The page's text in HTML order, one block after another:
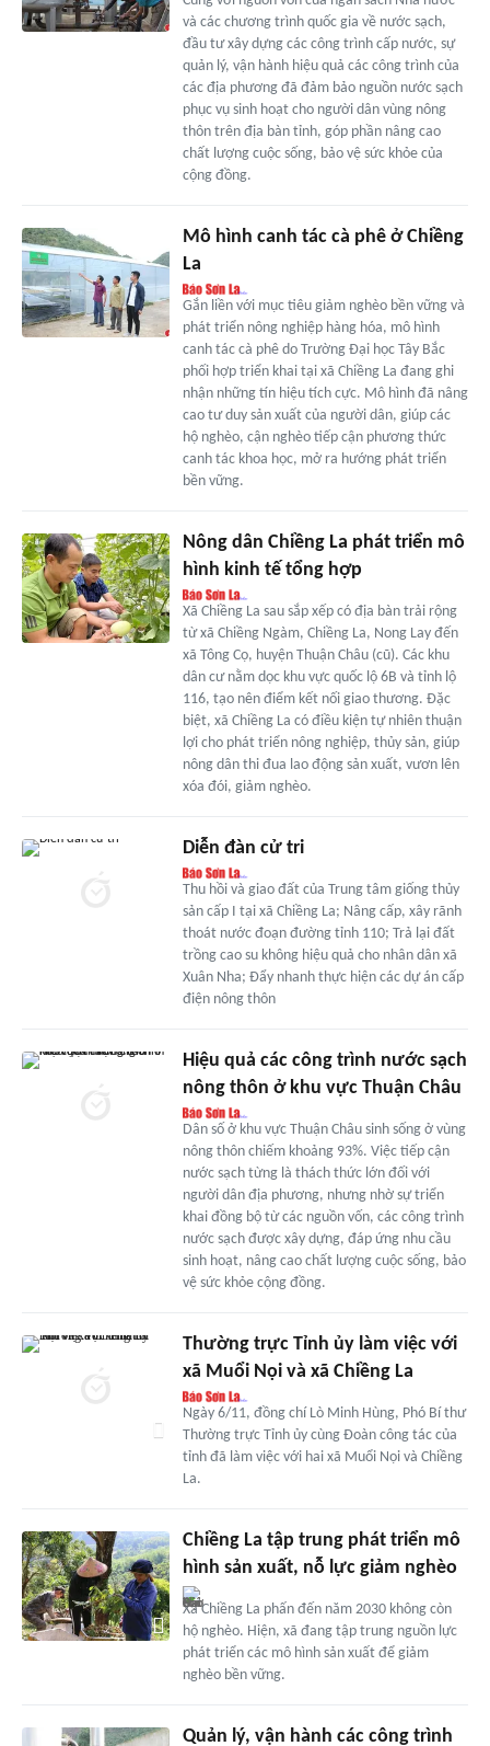
và các chương trình quốc gia về nước sạch,
đầu tư xây dựng các công trình cấp nước, sự
quản lý, vận hành hiệu quả các công trình của
các địa phương đã đảm bảo nguồn nước sạch
phục vụ sinh hoạt cho người dân vùng nông
thôn trên địa bàn tỉnh, góp phần nâng cao
chất lượng cuộc sống, bảo vệ sức khỏe của
cộng đồng.
Mô hình canh tác cà phê ở Chiềng
La
Gắn liền với mục tiêu giảm nghèo bền vững và
phát triển nông nghiệp hàng hóa, mô hình
canh tác cà phê do Trường Đại học Tây Bắc
phối hợp triển khai tại xã Chiềng La đang ghi
nhận những tín hiệu tích cực. Mô hình đã nâng
cao tư duy sản xuất của người dân, giúp các
hộ nghèo, cận nghèo tiếp cận phương thức
canh tác khoa học, mở ra hướng phát triển
bền vững.
Nông dân Chiềng La phát triển mô
hình kinh tế tổng hợp
Xã Chiềng La sau sắp xếp có địa bàn trải rộng
từ xã Chiềng Ngàm, Chiềng La, Nong Lay đến
xã Tông Cọ, huyện Thuận Châu (cũ). Các khu
dân cư nằm dọc khu vực quốc lộ 6B và tỉnh lộ
116, tạo nên điểm kết nối giao thương. Đặc
biệt, xã Chiềng La có điều kiện tự nhiên thuận
lợi cho phát triển nông nghiệp, thủy sản, giúp
nông dân thi đua lao động sản xuất, vươn lên
xóa đói, giảm nghèo.
Diễn đàn cử tri
Thu hồi và giao đất của Trung tâm giống thủy
sản cấp I tại xã Chiềng La; Nâng cấp, xây rãnh
thoát nước đoạn đường tỉnh 110; Trả lại đất
trồng cao su không hiệu quả cho nhân dân xã
Xuân Nha; Đẩy nhanh thực hiện các dự án cấp
điện nông thôn
Hiệu quả các công trình nước sạch
nông thôn ở khu vực Thuận Châu
Dân số ở khu vực Thuận Châu sinh sống ở vùng
nông thôn chiếm khoảng 93%. Việc tiếp cận
nước sạch từng là thách thức lớn đối với
người dân địa phương, nhưng nhờ sự triển
khai đồng bộ từ các nguồn vốn, các công trình
nước sạch được xây dựng, đáp ứng nhu cầu
sinh hoạt, nâng cao chất lượng cuộc sống, bảo
vệ sức khỏe cộng đồng.
Thường trực Tỉnh ủy làm việc với
xã Muổi Nọi và xã Chiềng La
Ngày 6/11, đồng chí Lò Minh Hùng, Phó Bí thư
Thường trực Tỉnh ủy cùng Đoàn công tác của
tỉnh đã làm việc với hai xã Muổi Nọi và Chiềng
La.
Chiềng La tập trung phát triển mô
hình sản xuất, nỗ lực giảm nghèo
Xã Chiềng La phấn đến năm 2030 không còn
hộ nghèo. Hiện, xã đang tập trung nguồn lực
phát triển các mô hình sản xuất để giảm
nghèo bền vững.
Quản lý, vận hành các công trình